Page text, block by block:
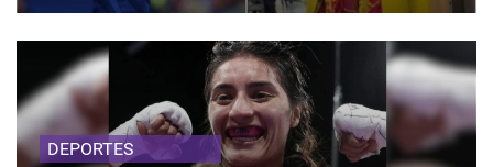
DEPORTES